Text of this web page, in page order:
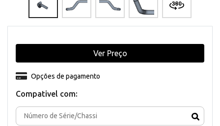
Compativel com:
Opções de pagamento
Ver Preço